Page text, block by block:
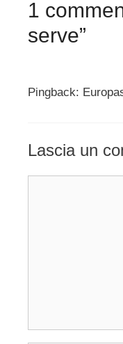
1
serve”
Pingback:
Lascia un